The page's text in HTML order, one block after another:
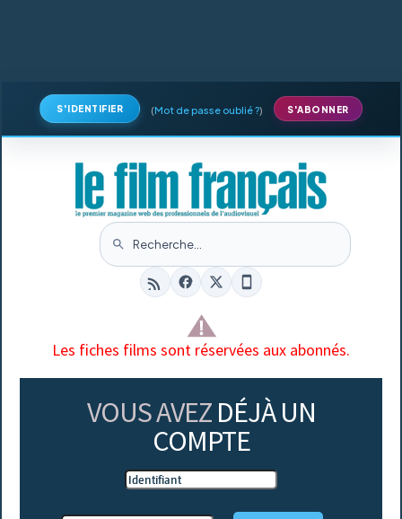
S'IDENTIFIER (Mot de passe oublié ?) S'ABONNER
Les fiches films sont réservées aux abonnés.
VOUS AVEZ DÉJÀ UN
COMPTE